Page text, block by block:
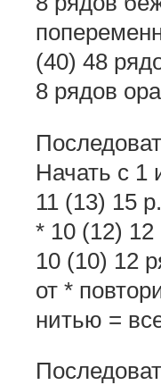
(40) 48
8 рядов
Начать с 1
11 (13) 15
* 10 (12)
10 (10) 12
от *
нитью =